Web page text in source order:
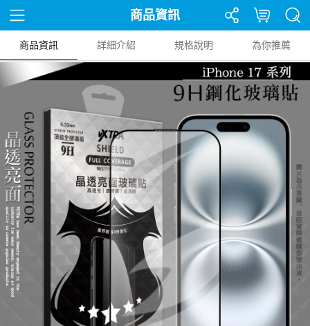
商品資訊
商品資訊 詳細介紹 規格說明 為你推薦